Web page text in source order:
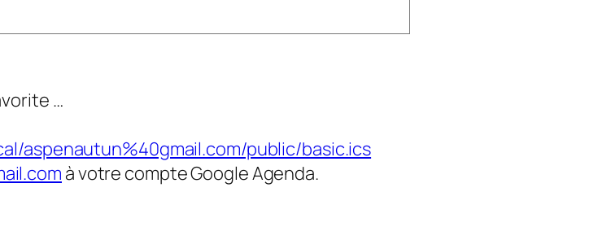
…
aspenautun%40gmail.com/public/basic.ics
à votre compte Google Agenda.